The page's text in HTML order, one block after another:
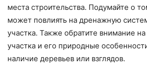
места строительства. Подумайте о
может повлиять на дренажную
участка. Также обратите внимание
участка и его природные
наличие деревьев или взглядов.